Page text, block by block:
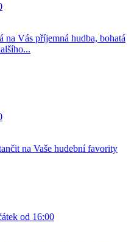
na Vás příjemná hudba, bohatá
na Vaše hudební favority
od 16:00